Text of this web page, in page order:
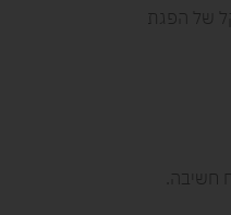
של הפגת
חשיבה.